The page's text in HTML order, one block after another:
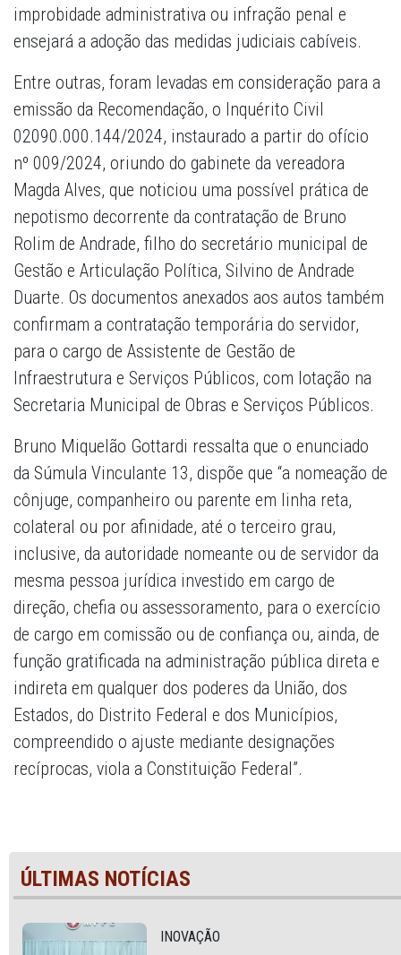
improbidade administrativa ou infração penal e
ensejará a adoção das medidas judiciais cabíveis.
Entre outras, foram levadas em consideração para a
emissão da Recomendação, o Inquérito Civil
02090.000.144/2024, instaurado a partir do ofício
nº 009/2024, oriundo do gabinete da vereadora
Magda Alves, que noticiou uma possível prática de
nepotismo decorrente da contratação de Bruno
Rolim de Andrade, filho do secretário municipal de
Gestão e Articulação Política, Silvino de Andrade
Duarte. Os documentos anexados aos autos também
confirmam a contratação temporária do servidor,
para o cargo de Assistente de Gestão de
Infraestrutura e Serviços Públicos, com lotação na
Secretaria Municipal de Obras e Serviços Públicos.
Bruno Miquelão Gottardi ressalta que o enunciado
da Súmula Vinculante 13, dispõe que “a nomeação de
cônjuge, companheiro ou parente em linha reta,
colateral ou por afinidade, até o terceiro grau,
inclusive, da autoridade nomeante ou de servidor da
mesma pessoa jurídica investido em cargo de
direção, chefia ou assessoramento, para o exercício
de cargo em comissão ou de confiança ou, ainda, de
função gratificada na administração pública direta e
indireta em qualquer dos poderes da União, dos
Estados, do Distrito Federal e dos Municípios,
compreendido o ajuste mediante designações
recíprocas, viola a Constituição Federal”.
ÚLTIMAS NOTÍCIAS
INOVAÇÃO